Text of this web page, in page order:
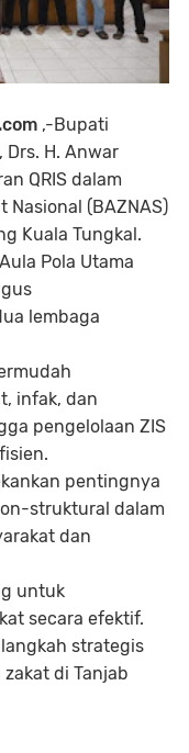
,-Bupati
H. Anwar
QRIS dalam
Nasional (BAZNAS)
Kuala Tungkal.
Pola Utama
lembaga
infak, dan
pengelolaan ZIS
pentingnya
struktural dalam
dan
untuk
secara efektif.
strategis
di Tanjab